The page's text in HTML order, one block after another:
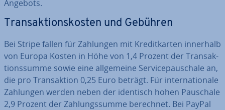
Angebots.
Trans­ak­ti­ons­kos­ten und Gebühren
Bei Stripe fallen für Zahlungen mit Kre­dit­kar­ten innerhalb
von Europa Kosten in Höhe von 1,4 Prozent der Trans­ak­
ti­ons­sum­me sowie eine all­ge­mei­ne Ser­vice­pau­scha­le an,
die pro Trans­ak­ti­on 0,25 Euro beträgt. Für in­ter­na­tio­na­le
Zahlungen werden neben der identisch hohen Pauschale
2,9 Prozent der Zah­lungs­sum­me berechnet. Bei PayPal